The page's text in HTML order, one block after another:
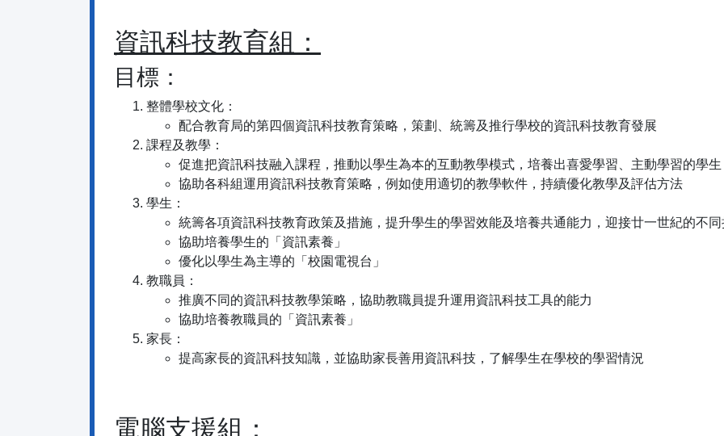
資訊科技教育組：
目標：
整體學校文化：
配合教育局的第四個資訊科技教育策略，策劃、統籌及推行學校的資訊科技教育發展
課程及教學：
促進把資訊科技融入課程，推動以學生為本的互動教學模式，培養出喜愛學習、主動學習的學生
協助各科組運用資訊科技教育策略，例如使用適切的教學軟件，持續優化教學及評估方法
學生：
統籌各項資訊科技教育政策及措施，提升學生的學習效能及培養共通能力，迎接廿一世紀的不
協助培養學生的「資訊素養」
優化以學生為主導的「校園電視台」
教職員：
推廣不同的資訊科技教學策略，協助教職員提升運用資訊科技工具的能力
協助培養教職員的「資訊素養」
家長：
提高家長的資訊科技知識，並協助家長善用資訊科技，了解學生在學校的學習情況
電腦支援組：